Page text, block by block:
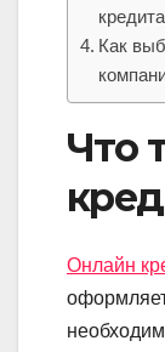
Как
Что
Онлайн